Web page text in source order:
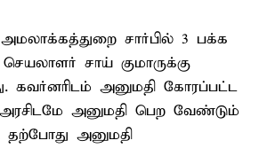
சார்பில் 3 பக்க
சாய் குமாருக்கு
கவர்னரிடம் அனுமதி கோரப்பட்ட
அனுமதி பெற வேண்டும்
தற்போது அனுமதி